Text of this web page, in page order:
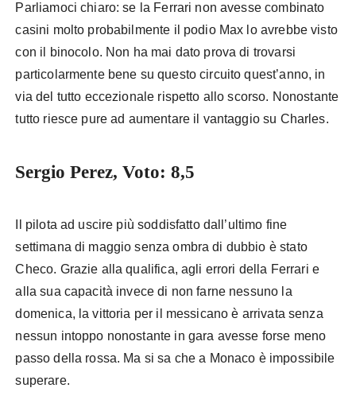
Parliamoci chiaro: se la Ferrari non avesse combinato
casini molto probabilmente il podio Max lo avrebbe visto
con il binocolo. Non ha mai dato prova di trovarsi
particolarmente bene su questo circuito quest’anno, in
via del tutto eccezionale rispetto allo scorso. Nonostante
tutto riesce pure ad aumentare il vantaggio su Charles.
Sergio Perez, Voto: 8,5
Il pilota ad uscire più soddisfatto dall’ultimo fine
settimana di maggio senza ombra di dubbio è stato
Checo. Grazie alla qualifica, agli errori della Ferrari e
alla sua capacità invece di non farne nessuno la
domenica, la vittoria per il messicano è arrivata senza
nessun intoppo nonostante in gara avesse forse meno
passo della rossa. Ma si sa che a Monaco è impossibile
superare.